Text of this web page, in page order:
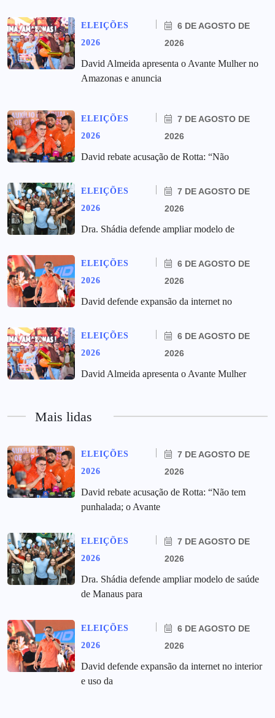
ELEIÇÕES
2026
6 DE AGOSTO DE
2026
David Almeida apresenta o Avante Mulher no
Amazonas e anuncia
ELEIÇÕES
2026
7 DE AGOSTO DE
2026
David rebate acusação de Rotta: “Não
ELEIÇÕES
2026
7 DE AGOSTO DE
2026
Dra. Shádia defende ampliar modelo de
ELEIÇÕES
2026
6 DE AGOSTO DE
2026
David defende expansão da internet no
ELEIÇÕES
2026
6 DE AGOSTO DE
2026
David Almeida apresenta o Avante Mulher
Mais lidas
ELEIÇÕES
2026
7 DE AGOSTO DE
2026
David rebate acusação de Rotta: “Não tem
punhalada; o Avante
ELEIÇÕES
2026
7 DE AGOSTO DE
2026
Dra. Shádia defende ampliar modelo de saúde
de Manaus para
ELEIÇÕES
2026
6 DE AGOSTO DE
2026
David defende expansão da internet no interior
e uso da